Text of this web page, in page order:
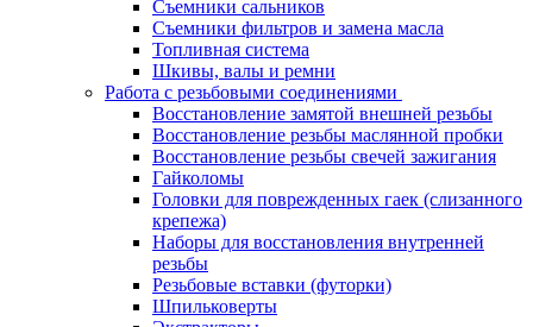
Съемники сальников
Съемники фильтров и замена масла
Топливная система
Шкивы, валы и ремни
Работа с резьбовыми соединениями
Восстановление замятой внешней резьбы
Восстановление резьбы маслянной пробки
Восстановление резьбы свечей зажигания
Гайколомы
Головки для поврежденных гаек (слизанного
крепежа)
Наборы для восстановления внутренней
резьбы
Резьбовые вставки (футорки)
Шпильковерты